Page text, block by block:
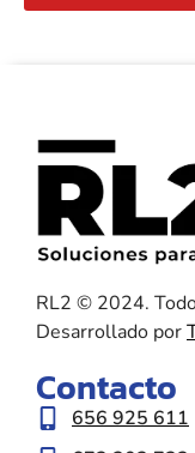
RL2 © 2024.
Desarrollado por
Contacto
656 925 611